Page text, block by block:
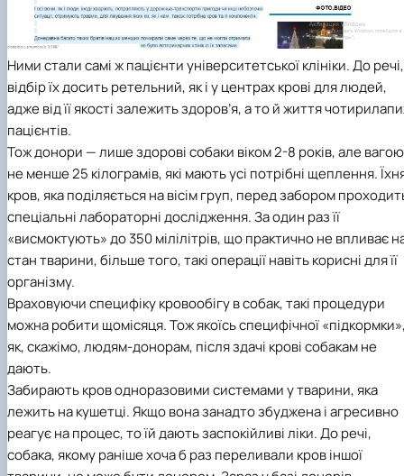
Ними стали самі ж пацієнти університетської клініки. До речі,
відбір їх досить ретельний, як і у центрах крові для людей,
адже від її якості залежить здоров’я, а то й життя
пацієнтів.
Тож донори — лише здорові собаки віком 2-8 років, але вагою
не менше 25 кілограмів, які мають усі потрібні щеплення.
кров, яка поділяється на вісім груп, перед забором
спеціальні лабораторні дослідження. За один раз її
«висмоктують» до 350 мілілітрів, що практично не впливає
стан тварини, більше того, такі операції навіть корисні для її
організму.
Враховуючи специфіку кровообігу в собак, такі процедури
можна робити щомісяця. Тож якоїсь специфічної
як, скажімо, людям-донорам, після здачі крові собакам не
дають.
Забирають кров одноразовими системами у тварини, яка
лежить на кушетці. Якщо вона занадто збуджена і агресивно
реагує на процес, то їй дають заспокійливі ліки. До речі,
собака, якому раніше хоча б раз переливали кров іншої